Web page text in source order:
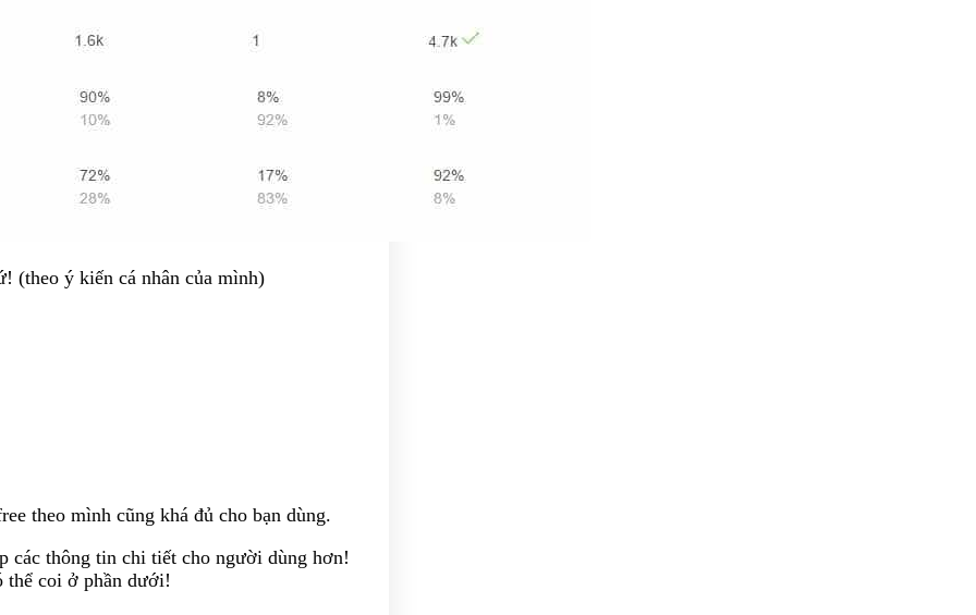
(theo ý kiến cá nhân của mình)
theo mình cũng khá đủ cho bạn dùng.
các thông tin chi tiết cho người dùng hơn!
thể coi ở phần dưới!